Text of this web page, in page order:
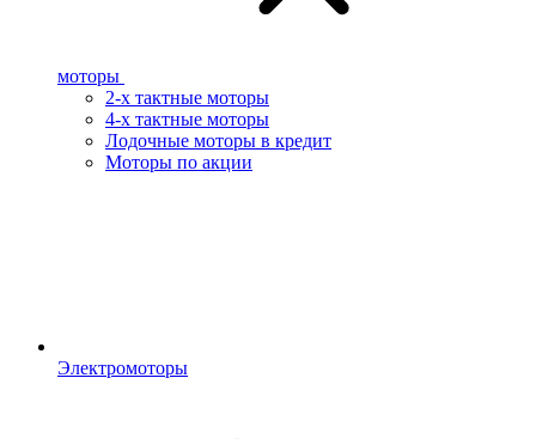
моторы
2-х тактные моторы
4-х тактные моторы
Лодочные моторы в кредит
Моторы по акции
Электромоторы